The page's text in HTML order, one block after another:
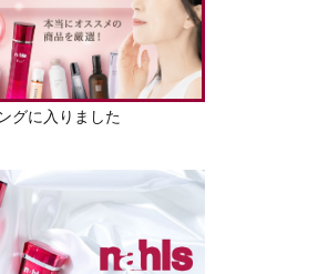
グに入りました